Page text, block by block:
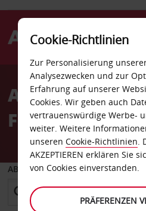
Avis
Flughafen
ABHOLEN VON
Cookie-Richtlinien
Zur Personalisierung
Analysezwecken und zur
Erfahrung auf unserer
Cookies. Wir geben auch
vertrauenswürdige Werbe-
weiter. Weitere
unseren Cookie-Richtlinien.
AKZEPTIEREN erklären Sie
von Cookies einverstanden.
PRÄFERENZEN